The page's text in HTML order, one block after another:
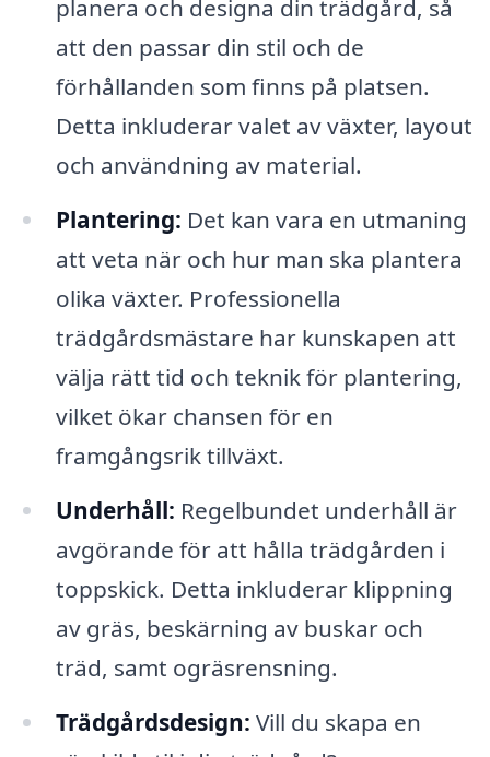
planera och designa din trädgård, så
att den passar din stil och de
förhållanden som finns på platsen.
Detta inkluderar valet av växter, layout
och användning av material.
Plantering: Det kan vara en utmaning
att veta när och hur man ska plantera
olika växter. Professionella
trädgårdsmästare har kunskapen att
välja rätt tid och teknik för plantering,
vilket ökar chansen för en
framgångsrik tillväxt.
Underhåll: Regelbundet underhåll är
avgörande för att hålla trädgården i
toppskick. Detta inkluderar klippning
av gräs, beskärning av buskar och
träd, samt ogräsrensning.
Trädgårdsdesign: Vill du skapa en